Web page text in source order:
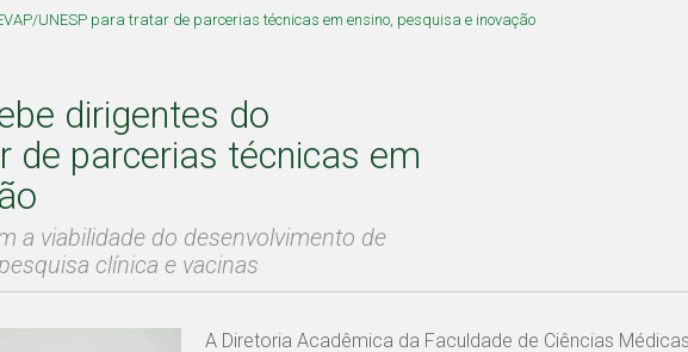
UNESP para tratar de parcerias técnicas em ensino, pesquisa e inovação
dirigentes do
de parcerias técnicas em
a viabilidade do desenvolvimento de
clínica e vacinas
A Diretoria Acadêmica da Faculdade de Ciências